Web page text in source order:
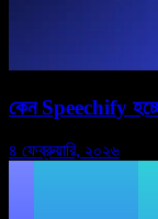
কেন Speechify
৪ ফেব্রুয়ারি, ২০২৬